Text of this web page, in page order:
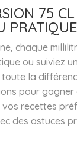
75
PRATIQUE
chaque
ou suiviez
la
pour
vos recettes
des astuces